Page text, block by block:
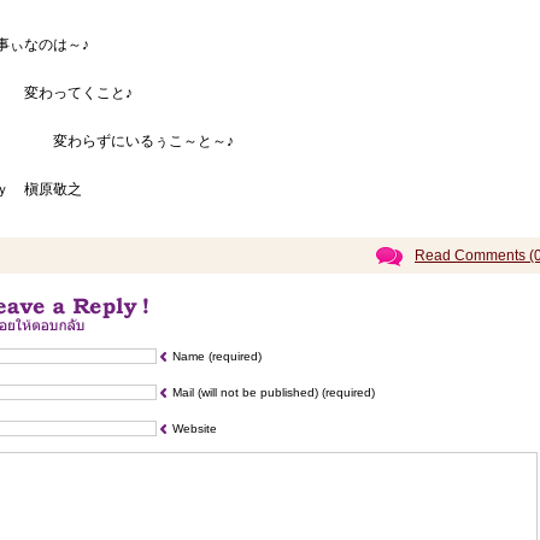
ぃなのは～♪
わってくこと♪
わらずにいるぅこ～と～♪
槇原敬之
Read Comments
Name (required)
Mail (will not be published) (required)
Website